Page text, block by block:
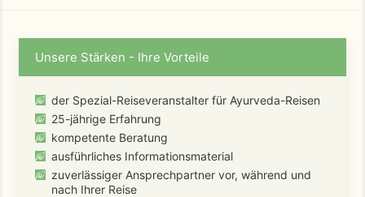
Unsere Stärken - Ihre Vorteile
der Spezial-Reiseveranstalter für Ayurveda-Reisen
25-jährige Erfahrung
kompetente Beratung
ausführliches Informationsmaterial
zuverlässiger Ansprechpartner vor, während und
nach Ihrer Reise